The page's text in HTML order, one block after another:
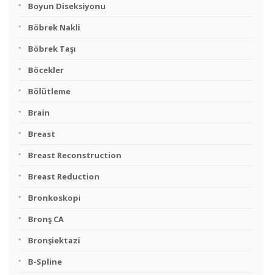
Boyun Diseksiyonu
Böbrek Nakli
Böbrek Taşı
Böcekler
Bölütleme
Brain
Breast
Breast Reconstruction
Breast Reduction
Bronkoskopi
Bronş CA
Bronşiektazi
B-Spline